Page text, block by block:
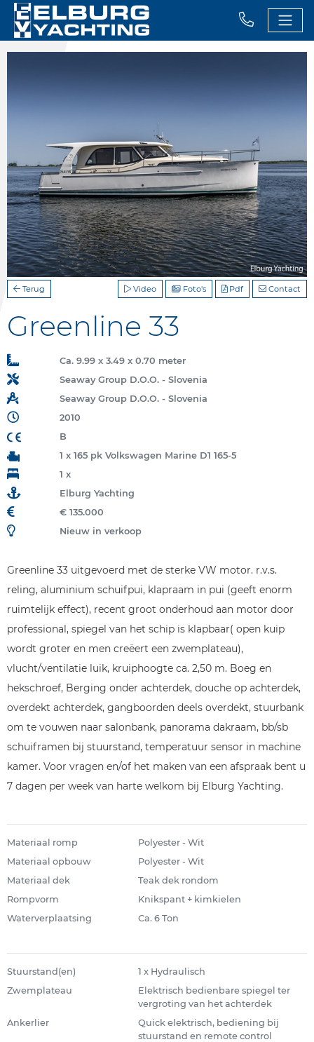
Terug Contact
Pdf
Foto's
Video
Greenline 33
Ca. 9.99 x 3.49 x 0.70 meter
Seaway Group D.O.O. - Slovenia
Seaway Group D.O.O. - Slovenia
2010
B
1 x 165 pk Volkswagen Marine D1 165-5
1 x
Elburg Yachting
€ 135.000
Nieuw in verkoop
Greenline 33 uitgevoerd met de sterke VW motor. r.v.s.
reling, aluminium schuifpui, klapraam in pui (geeft enorm
ruimtelijk effect), recent groot onderhoud aan motor door
professional, spiegel van het schip is klapbaar( open kuip
wordt groter en men creëert een zwemplateau),
vlucht/ventilatie luik, kruiphoogte ca. 2,50 m. Boeg en
hekschroef, Berging onder achterdek, douche op achterdek,
overdekt achterdek, gangboorden deels overdekt, stuurbank
om te vouwen naar salonbank, panorama dakraam, bb/sb
schuiframen bij stuurstand, temperatuur sensor in machine
kamer. Voor vragen en/of het maken van een afspraak bent u
7 dagen per week van harte welkom bij Elburg Yachting.
Materiaal romp
Polyester - Wit
Materiaal opbouw
Polyester - Wit
Materiaal dek
Teak dek rondom
Rompvorm
Knikspant + kimkielen
Waterverplaatsing
Ca. 6 Ton
Stuurstand(en)
1 x Hydraulisch
Zwemplateau
Elektrisch bedienbare spiegel ter
vergroting van het achterdek
Ankerlier
Quick elektrisch, bediening bij
stuurstand en remote control